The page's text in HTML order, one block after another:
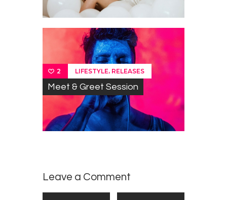
2 LIFESTYLE, RELEASES
Meet & Greet Session
Leave a Comment